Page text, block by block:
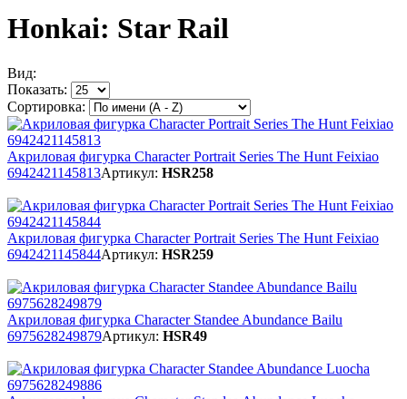
Honkai: Star Rail
Вид:
Показать:
Сортировка:
Акриловая фигурка Character Portrait Series The Hunt Feixiao
6942421145813Артикул: HSR258
Акриловая фигурка Character Portrait Series The Hunt Feixiao
6942421145844Артикул: HSR259
Акриловая фигурка Character Standee Abundance Bailu
6975628249879Артикул: HSR49